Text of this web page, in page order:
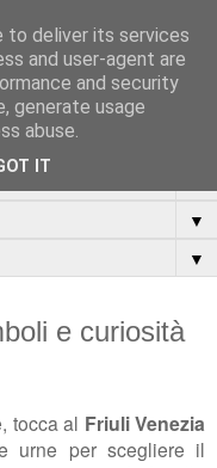
▼
▼
e curiosità
tocca al Friuli Venezia
urne per scegliere il
to deliver its services
and user-agent are
and security
generate usage
abuse.
IT